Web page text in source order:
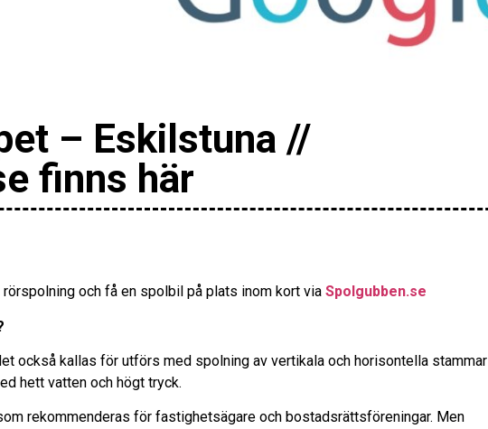
– Eskilstuna //
finns här
och få en spolbil på plats inom kort via Spolgubben.se
också kallas för utförs med spolning av vertikala och horisontella stammar
hett vatten och högt tryck.
rekommenderas för fastighetsägare och bostadsrättsföreningar. Men